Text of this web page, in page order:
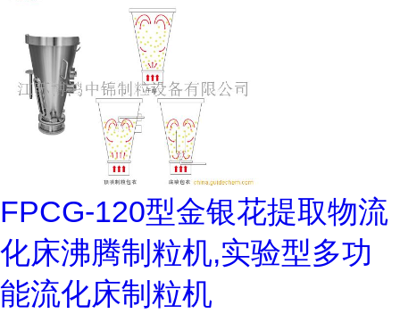
FPCG-120型金银花提取物流
化床沸腾制粒机,实验型多功
能流化床制粒机